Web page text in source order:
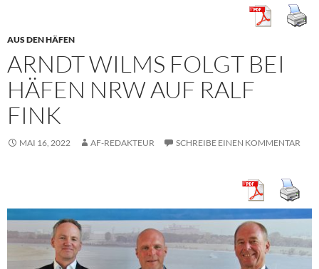
AUS DEN HÄFEN
ARNDT WILMS FOLGT BEI
HÄFEN NRW AUF RALF
FINK
MAI 16, 2022 AF-REDAKTEUR SCHREIBE EINEN KOMMENTAR